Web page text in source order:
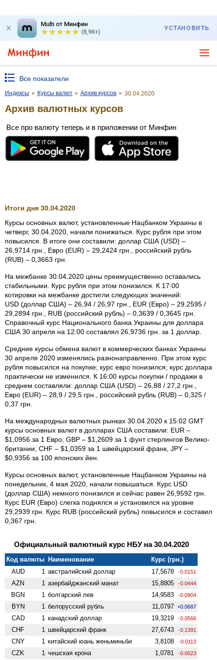
Multi от Минфин
(8,9K+)
УСТАНОВИТЬ
Все показатели
Индексы » Курсы валют » Архив курсов » 30.04.2020
Архив валютных курсов
Все про валюту теперь и в приложении от Минфин
Итоги дня 30.04.2020
Курсы основных валют, установленные Нацбанком Украины в
четверг, 30.04.2020, начали понижаться. Курс рубля при этом
повысился. В итоге они составили: доллар США (USD) –
26,9714 грн., Евро (EUR) – 29,2424 грн., российский рубль
(RUB) – 0,3663 грн.
На межбанке 30.04.2020 цены преимущественно оставались
стабильными. Курс рубля при этом понизился. К 17:00
котировки на межбанке достигли следующих значений:
USD (доллар США) – 26,94 / 26,97 грн., EUR (Евро) – 29,2595 /
29,2894 грн., RUB (российский рубль) – 0,3639 / 0,3645 грн.
Справочный курс Национального банка Украины для доллара
США 30 апреля на 12:00 составлял 26,9736 грн. за 1 доллар.
Средние курсы обмена валют в коммерческих банках Украины
30 апреля 2020 изменялись разнонаправленно. При этом курс
рубля повысился на покупке; курс евро понизился; курс доллара
практически не изменился. К 16:00 курсы покупки / продажи в
среднем составляли: доллар США (USD) – 26,88 / 27,2 грн.,
Евро (EUR) – 28,9 / 29,5 грн., российский рубль (RUB) – 0,325 /
0,37 грн.
На международных валютных рынках 30.04.2020 к 15:02 GMT
курсы основных валют в долларах США составили: EUR –
$1,0956 за 1 Евро, GBP – $1,2609 за 1 фунт стерлингов Велико­
британии, CHF – $1,0359 за 1 швейцарский франк, JPY –
$0,9356 за 100 японских йен.
Курсы основных валют, установленные Нацбанком Украины на
понедельник, 4 мая 2020, начали повышаться. Курс USD
(доллар США) немного понизился и сейчас равен 26,9592 грн.
Курс EUR (Евро) слегка поднялся и установился на уровне
29,2939 грн. Курс RUB (российский рубль) повысился и составил
0,367 грн.
Официальный валютный курс НБУ на 30.04.2020
Код валюты Наименование
Курс (грн.)
AUD
1 австралийский доллар 17,5678 -0.0151
AZN 1 азербайджанский манат 15,8805 -0.0444
BGN 1 болгарский лев 14,9583 -0.0904
BYN 1 белорусский рубль 11,0797 +0.0687
CAD 1 канадский доллар 19,3219 -0.0566
CHF 1 швейцарский франк 27,6743 -0.1391
CNY 1 китайский юань женьминьби 3,8108 -0.0113
CZK 1 чешская крона 1,0781 -0.0023